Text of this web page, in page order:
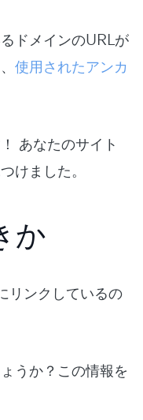
ドメインのURLが
使用されたアンカ
あなたのサイト
けました。
か
リンクしているの
うか？この情報を